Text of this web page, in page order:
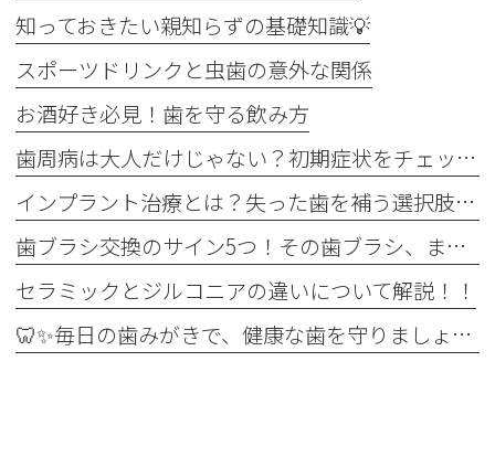
知っておきたい親知らずの基礎知識💡
スポーツドリンクと虫歯の意外な関係
お酒好き必見！歯を守る飲み方
歯周病は大人だけじゃない？初期症状をチェック
インプラント治療とは？失った歯を補う選択肢を正しく知りましょう！！
歯ブラシ交換のサイン5つ！その歯ブラシ、まだ使っていませんか？🪥
セラミックとジルコニアの違いについて解説！！
🦷✨毎日の歯みがきで、健康な歯を守りましょう✨🪥